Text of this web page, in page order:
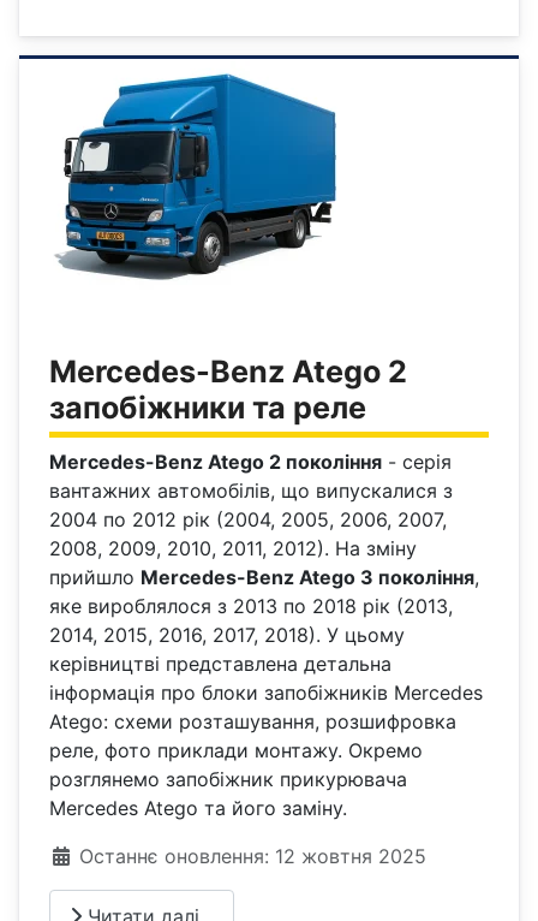
Mercedes-Benz Atego 2
запобіжники та реле
Mercedes-Benz Atego 2 покоління - серія
вантажних автомобілів, що випускалися з
2004 по 2012 рік (2004, 2005, 2006, 2007,
2008, 2009, 2010, 2011, 2012). На зміну
прийшло Mercedes-Benz Atego 3 покоління,
яке вироблялося з 2013 по 2018 рік (2013,
2014, 2015, 2016, 2017, 2018). У цьому
керівництві представлена детальна
інформація про блоки запобіжників Mercedes
Atego: схеми розташування, розшифровка
реле, фото приклади монтажу. Окремо
розглянемо запобіжник прикурювача
Mercedes Atego та його заміну.
Деталі
Останнє оновлення: 12 жовтня 2025